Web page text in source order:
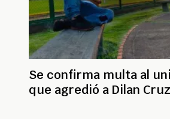
Se confirma multa al
que agredió a Dilan Cruz